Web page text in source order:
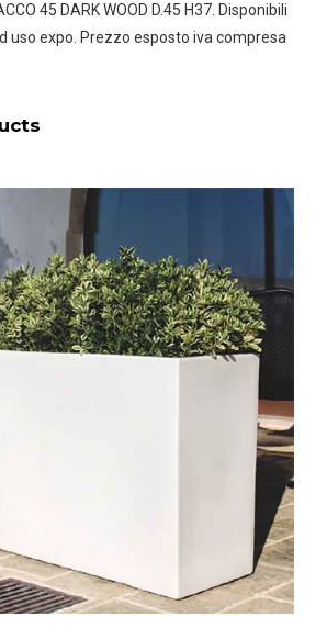
45 DARK WOOD D.45 H37. Disponibili
uso expo. Prezzo esposto iva compresa